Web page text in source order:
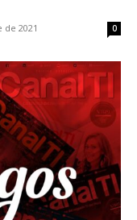
2021 0